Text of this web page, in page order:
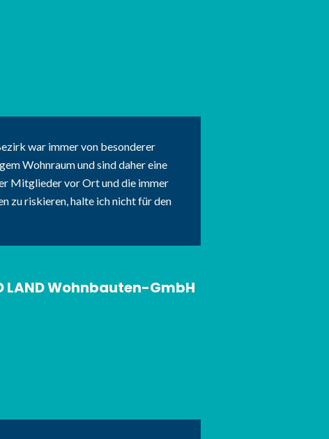
war immer von besonderer
Wohnraum und sind daher eine
Mitglieder vor Ort und die immer
zu riskieren, halte ich nicht für den
Wohnbauten-GmbH